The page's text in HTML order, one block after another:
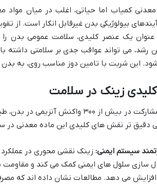
معدنی کمیاب اما حیاتی، اغلب در میان
بیولوژیکی بدن غیرقابل انکار است. از
عنوان یک عنصر کلیدی، سلامت عمومی بدن
رشد، می تواند عواقب جدی بر سلامتی
این شربت با تامین دوز مناسب روی، به بدن
زینک در سلامت
زینک یا روی، با مشارکت در بیش از
دقیق تر نقش های کلیدی این ماده معدنی در
سیستم ایمنی: زینک نقشی محوری در
سازی سلول های ایمنی کمک می کند و مقاومت
می دهد. مطالعات نشان داده اند که